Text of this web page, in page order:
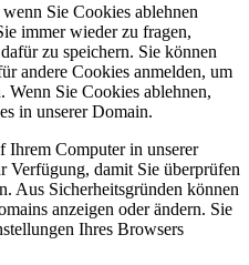
Sie Cookies ablehnen
immer wieder zu fragen,
zu speichern. Sie können
andere Cookies anmelden, um
Wenn Sie Cookies ablehnen,
in unserer Domain.
Ihrem Computer in unserer
Verfügung, damit Sie überprüfen
Aus Sicherheitsgründen können
anzeigen oder ändern. Sie
Ihres Browsers